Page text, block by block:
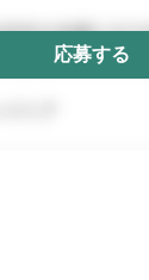
応募する